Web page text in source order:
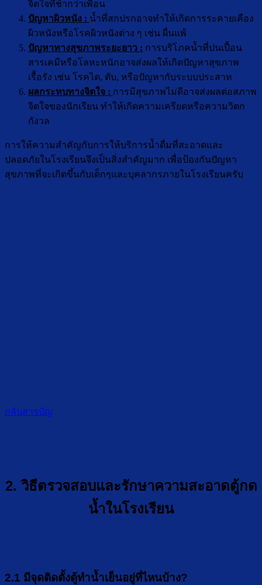
จิตใจที่ช้ากว่าเพื่อน
ปัญหาผิวหนัง : น้ำที่สกปรกอาจทำให้เกิดการระคายเคือง
ผิวหนังหรือโรคผิวหนังต่าง ๆ เช่น ผื่นแพ้
ปัญหาทางสุขภาพระยะยาว : การบริโภคน้ำที่ปนเปื้อน
สารเคมีหรือโลหะหนักอาจส่งผลให้เกิดปัญหาสุขภาพ
เรื้อรัง เช่น โรคไต, ตับ, หรือปัญหากับระบบประสาท
ผลกระทบทางจิตใจ : การมีสุขภาพไม่ดีอาจส่งผลต่อสภาพ
จิตใจของนักเรียน ทำให้เกิดความเครียดหรือความวิตก
กังวล
การให้ความสำคัญกับการให้บริการน้ำดื่มที่สะอาดและ
ปลอดภัยในโรงเรียนจึงเป็นสิ่งสำคัญมาก เพื่อป้องกันปัญหา
สุขภาพที่จะเกิดขึ้นกับเด็กๆและบุคลากรภายในโรงเรียนครับ
กลับสารบัญ
2. วิธีตรวจสอบและรักษาความสะอาดตู้กด
น้ำในโรงเรียน
2.1 มีจุดติดตั้งตู้ทำน้ำเย็นอยู่ที่ไหนบ้าง?